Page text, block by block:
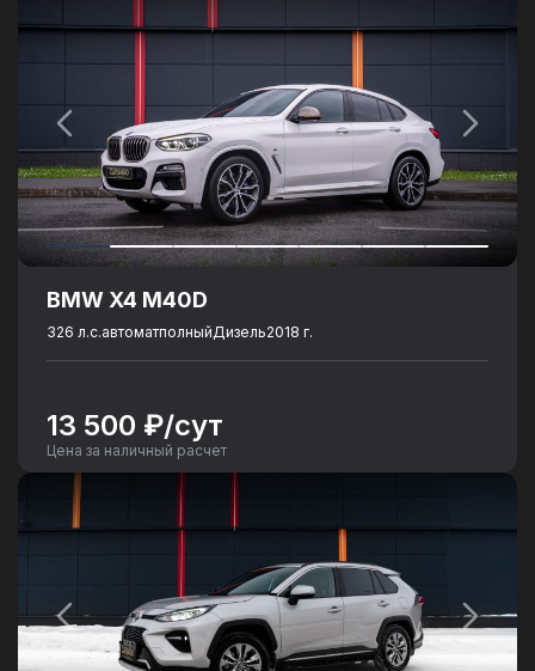
Интерьер
Комфорт
Автозапуск
Парктроники
BMW X4 M40D
326 л.с.автоматполныйДизель2018 г.
13 500 ₽/сут
Цена за наличный расчет